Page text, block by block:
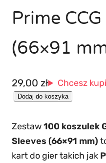
Prime
(66×91
29,00 zł
Chcesz
o
ś
ć
Dodaj do koszyka
Zestaw100 koszulek
Sleeves (66×91 mm)
kart do gier takich jak